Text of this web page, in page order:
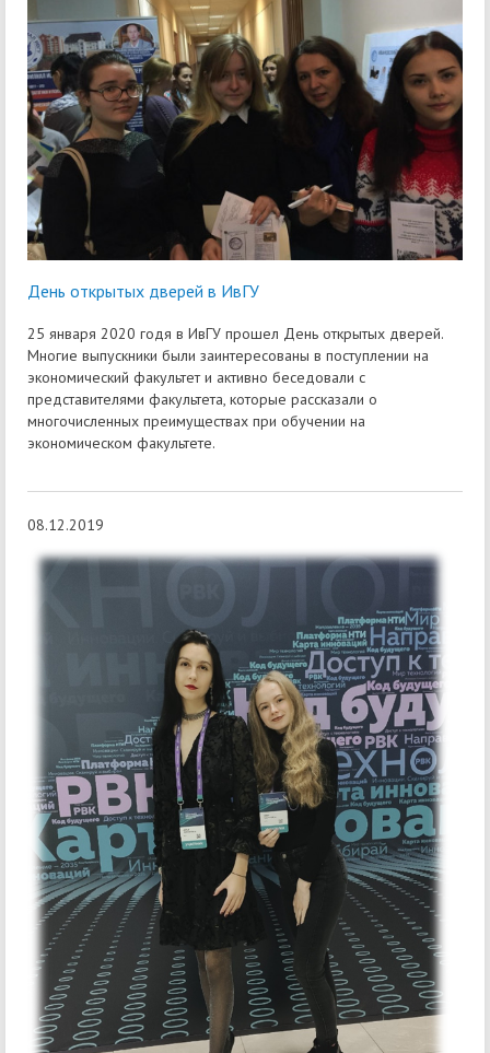
День открытых дверей в ИвГУ
25 января 2020 годя в ИвГУ прошел День открытых дверей.
Многие выпускники были заинтересованы в поступлении на
экономический факультет и активно беседовали с
представителями факультета, которые рассказали о
многочисленных преимуществах при обучении на
экономическом факультете.
08.12.2019